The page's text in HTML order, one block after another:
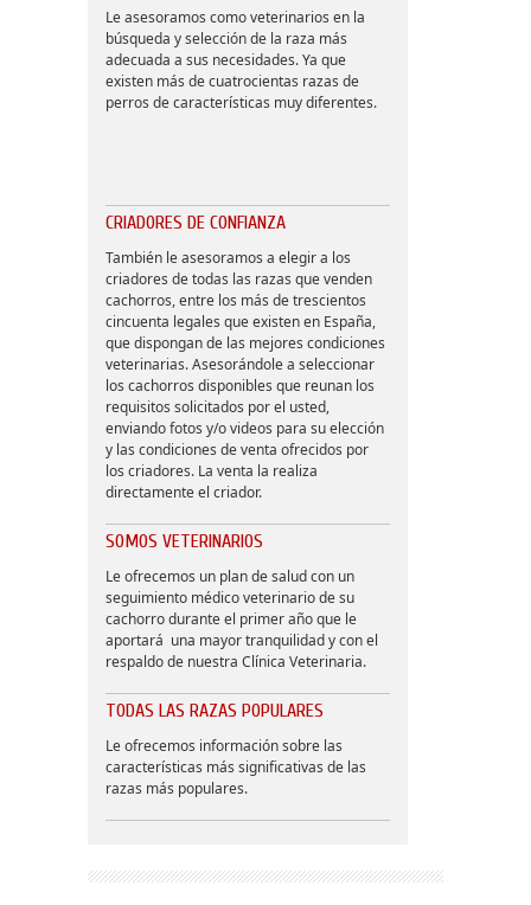
Le asesoramos como veterinarios en la
búsqueda y selección de la raza más
adecuada a sus necesidades. Ya que
existen más de cuatrocientas razas de
perros de características muy diferentes.
CRIADORES DE CONFIANZA
También le asesoramos a elegir a los
criadores de todas las razas que venden
cachorros, entre los más de trescientos
cincuenta legales que existen en España,
que dispongan de las mejores condiciones
veterinarias. Asesorándole a seleccionar
los cachorros disponibles que reunan los
requisitos solicitados por el usted,
enviando fotos y/o videos para su elección
y las condiciones de venta ofrecidos por
los criadores. La venta la realiza
directamente el criador.
SOMOS VETERINARIOS
Le ofrecemos un plan de salud con un
seguimiento médico veterinario de su
cachorro durante el primer año que le
aportará una mayor tranquilidad y con el
respaldo de nuestra Clínica Veterinaria.
TODAS LAS RAZAS POPULARES
Le ofrecemos información sobre las
características más significativas de las
razas más populares.